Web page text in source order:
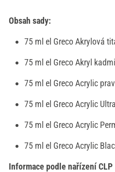
Obsah sady:
75 ml el Greco Akrylová
75 ml el Greco Akryl
75 ml el Greco Acrylic
75 ml el Greco Acrylic
75 ml el Greco Acrylic
75 ml el Greco Acrylic
Informace podle nařízení CLP